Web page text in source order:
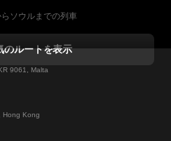
ソウルまでの列車
ルウェイまでの列車
ポリまでの列車
のルートを表示
9061, Malta
Hong Kong